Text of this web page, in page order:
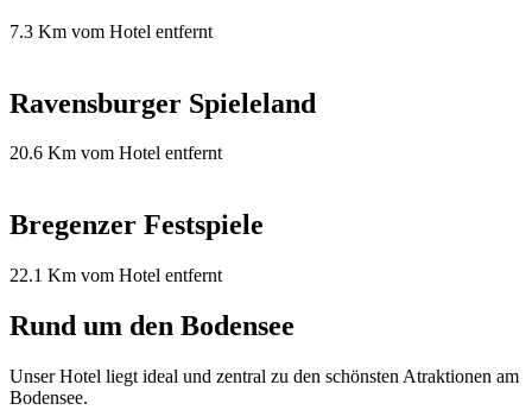
7.3 Km vom Hotel entfernt
Ravensburger Spieleland
20.6 Km vom Hotel entfernt
Bregenzer Festspiele
22.1 Km vom Hotel entfernt
Rund um den Bodensee
Unser Hotel liegt ideal und zentral zu den schönsten Atraktionen am
Bodensee.